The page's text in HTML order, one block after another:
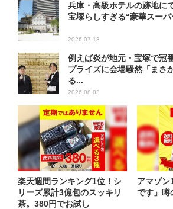
兵庫・高級ホテルの跡地
宝塚らしすぎる“豪華スー
2026.07.13
例えば炎が地元・宝塚で冠
プライズに会場騒然「まさ
る...
2026.08.03
楽天週間ランキング1位！シ
リーズ累計3億包のスッキリ
茶。380円でお試し
アマゾン
です」噂